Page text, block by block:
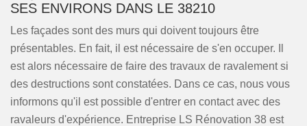
SES ENVIRONS DANS LE 38210
Les façades sont des murs qui doivent toujours être
présentables. En fait, il est nécessaire de s'en occuper. Il
est alors nécessaire de faire des travaux de ravalement si
des destructions sont constatées. Dans ce cas, nous vous
informons qu'il est possible d'entrer en contact avec des
ravaleurs d'expérience. Entreprise LS Rénovation 38 est